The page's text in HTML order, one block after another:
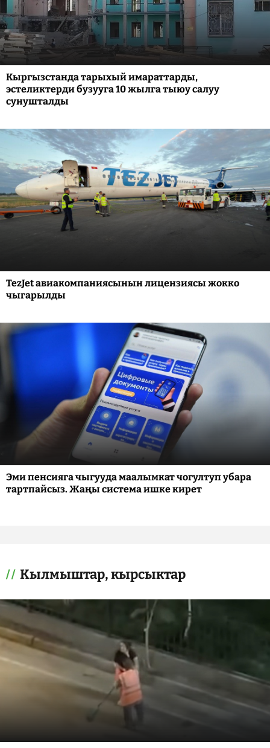
Кыргызстанда тарыхый имараттарды,
эстеликтерди бузууга 10 жылга тыюу салуу
сунушталды
TezJet авиакомпаниясынын лицензиясы жокко
чыгарылды
Эми пенсияга чыгууда маалымкат чогултуп убара
тартпайсыз. Жаңы система ишке кирет
Кылмыштар, кырсыктар